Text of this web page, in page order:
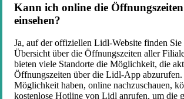
Kann ich online die
einsehen?
Ja, auf der offiziellen Lidl-Website finden Sie
Übersicht über die Öffnungszeiten aller
bieten viele Standorte die Möglichkeit, die
Öffnungszeiten über die Lidl-App abzurufen.
Möglichkeit haben, online nachzuschauen,
kostenlose Hotline von Lidl anrufen, um die